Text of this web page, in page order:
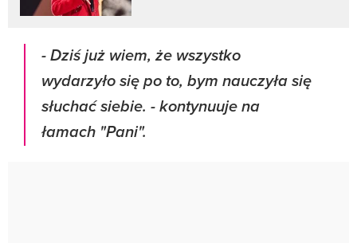
- Dziś już wiem, że wszystko
wydarzyło się po to, bym nauczyła się
słuchać siebie. - kontynuuje na
łamach "Pani".